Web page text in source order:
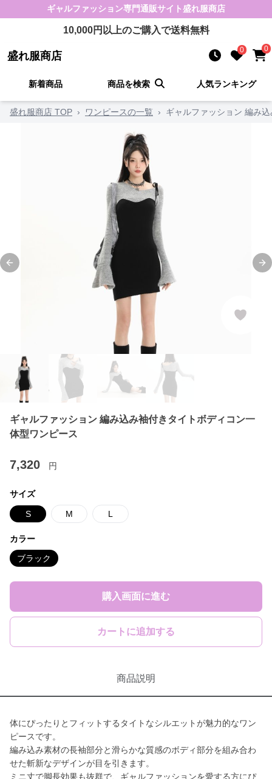
ギャルファッション専門通販サイト盛れ服商店
10,000円以上のご購入で送料無料
盛れ服商店 0 0
新着商品 商品を検索 人気ランキング
盛れ服商店 TOP › ワンピースの一覧 › ギャルファッション 編み
Previous slide
ギャルファッション 編み込み袖付きタイトボディコン一
体型ワンピース
7,320 円
サイズ
S M L
カラー
ブラック
購入画面に進む
カートに追加する
商品説明
体にぴったりとフィットするタイトなシルエットが魅力的なワン
ピースです。
編み込み素材の長袖部分と滑らかな質感のボディ部分を組み合わ
せた斬新なデザインが目を引きます。
ミニ丈で脚長効果も抜群で、ギャルファッションを愛する方にぴ